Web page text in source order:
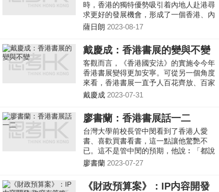
時，香港的獨特優勢吸引着內地人赴港尋
求更好的發展機會，形成了一個香港、內
地「雙向奔赴」獨特現象。
薩日朗 2023-08-17
戴慶成：香港書展的變與不變
客觀而言，《香港國安法》的實施令今年
香港書展變得更加安寧。可從另一個角度
來看，香港書展一直予人百花齊放、百家
爭鳴的觀感，吸引了大批海外和內地讀者
正確」，對某些人的吸引力自然大減。這
樣持續下去，香港書展還能否保留原有特
色和價值呢？不少人都有疑問。
戴慶成 2023-07-31
廖書蘭：香港書展話一二
台灣大學前校長管中閔看到了香港人愛
書、喜歡買書看書，這一點讓他驚艷不
已。這不是管中閔的預期，他說︰「都說
香港人比較功利，不注重文化；但是一個
象。」
廖書蘭 2023-07-27
《財政預算案》：IP内容開發